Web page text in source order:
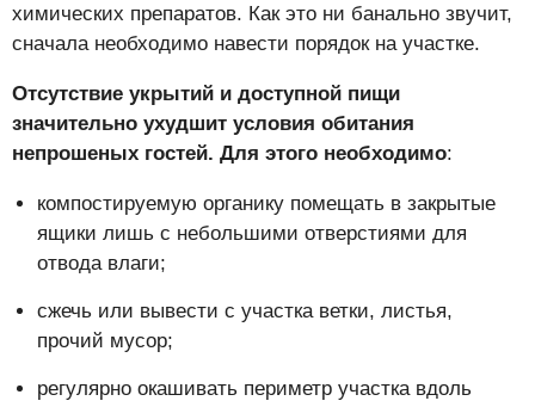
химических препаратов. Как это ни банально звучит,
сначала необходимо навести порядок на участке.
Отсутствие укрытий и доступной пищи
значительно ухудшит условия обитания
непрошеных гостей. Для этого необходимо:
компостируемую органику помещать в закрытые
ящики лишь с небольшими отверстиями для
отвода влаги;
сжечь или вывести с участка ветки, листья,
прочий мусор;
регулярно окашивать периметр участка вдоль